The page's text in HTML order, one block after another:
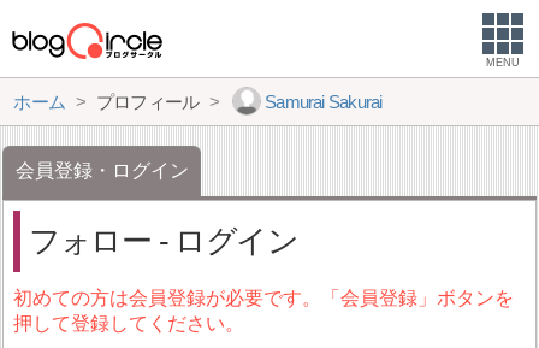
MENU
ホーム プロフィール Samurai Sakurai
会員登録・ログイン
フォロー - ログイン
初めての方は会員登録が必要です。「会員登録」ボタンを
押して登録してください。